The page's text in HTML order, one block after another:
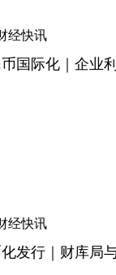
经快讯
国际化｜企业
经快讯
发行｜财库局